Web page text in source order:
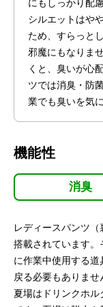
にもしっかり配
シルエットはや
ため、すらっと
邪魔にもなりま
くと、臭いが心
ツでは消臭・防
業でも臭いを気
機能性
消臭
レディースパンツ
搭載されています。
に作業中使用する
戻る必要もありま
夏場はドリンクホ